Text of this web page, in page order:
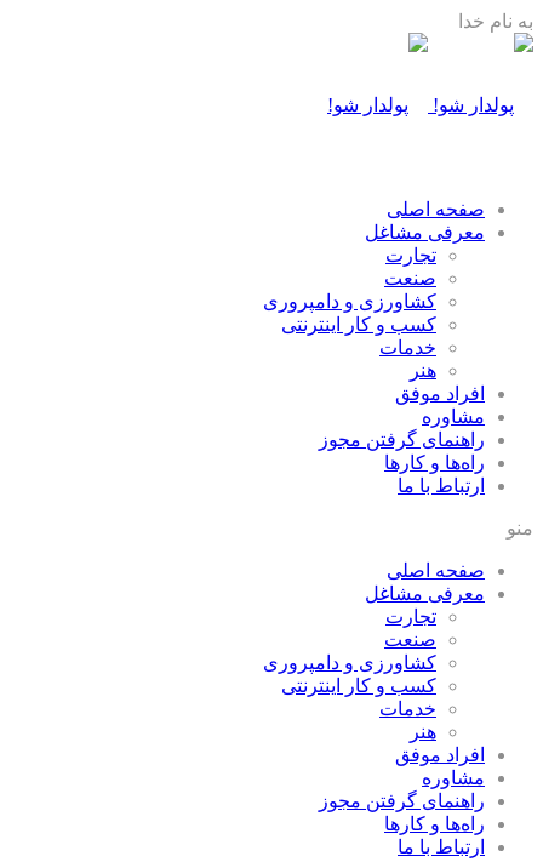
به نام خدا
صفحه اصلی
معرفی مشاغل
تجارت
صنعت
كشاورزی و دامپروری
كسب و كار اينترنتی
خدمات
هنر
افراد موفق
مشاوره
راهنمای گرفتن مجوز
راه‌ها و كارها
ارتباط با ما
منو
صفحه اصلی
معرفی مشاغل
تجارت
صنعت
كشاورزی و دامپروری
كسب و كار اينترنتی
خدمات
هنر
افراد موفق
مشاوره
راهنمای گرفتن مجوز
راه‌ها و كارها
ارتباط با ما